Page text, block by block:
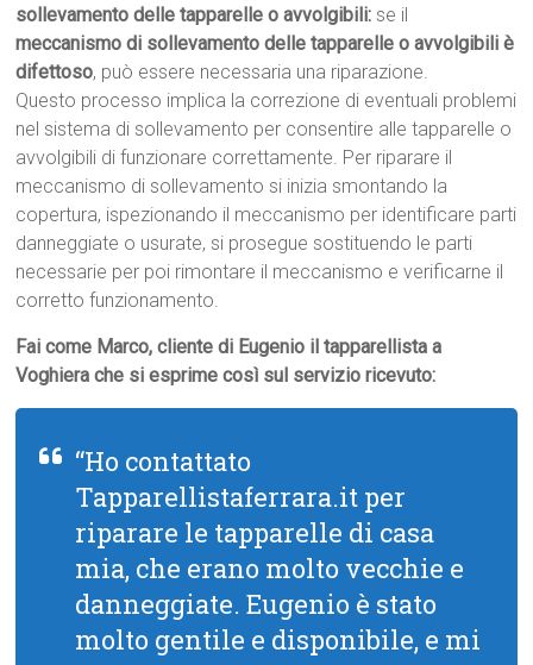
sollevamento delle tapparelle o avvolgibili: se il
meccanismo di sollevamento delle tapparelle o avvolgibili è
difettoso, può essere necessaria una riparazione.
Questo processo implica la correzione di eventuali problemi
nel sistema di sollevamento per consentire alle tapparelle o
avvolgibili di funzionare correttamente. Per riparare il
meccanismo di sollevamento si inizia smontando la
copertura, ispezionando il meccanismo per identificare parti
danneggiate o usurate, si prosegue sostituendo le parti
necessarie per poi rimontare il meccanismo e verificarne il
corretto funzionamento.
Fai come Marco, cliente di Eugenio il tapparellista a
Voghiera che si esprime così sul servizio ricevuto:
“Ho contattato
Tapparellistaferrara.it per
riparare le tapparelle di casa
mia, che erano molto vecchie e
danneggiate. Eugenio è stato
molto gentile e disponibile, e mi